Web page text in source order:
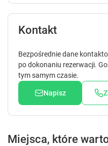
Kontakt
Bezpośrednie dane
po dokonaniu rezerwacji.
tym samym czasie.
Napisz
Miejsca, które